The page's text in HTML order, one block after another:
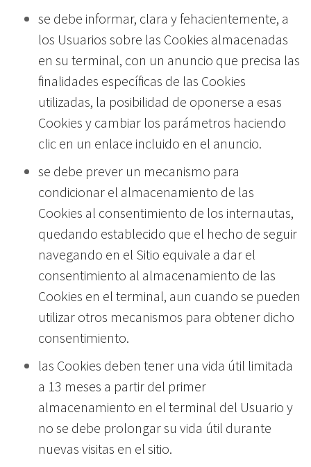
se debe informar, clara y fehacientemente, a
los Usuarios sobre las Cookies almacenadas
en su terminal, con un anuncio que precisa las
finalidades específicas de las Cookies
utilizadas, la posibilidad de oponerse a esas
Cookies y cambiar los parámetros haciendo
clic en un enlace incluido en el anuncio.
se debe prever un mecanismo para
condicionar el almacenamiento de las
Cookies al consentimiento de los internautas,
quedando establecido que el hecho de seguir
navegando en el Sitio equivale a dar el
consentimiento al almacenamiento de las
Cookies en el terminal, aun cuando se pueden
utilizar otros mecanismos para obtener dicho
consentimiento.
las Cookies deben tener una vida útil limitada
a 13 meses a partir del primer
almacenamiento en el terminal del Usuario y
no se debe prolongar su vida útil durante
nuevas visitas en el sitio.